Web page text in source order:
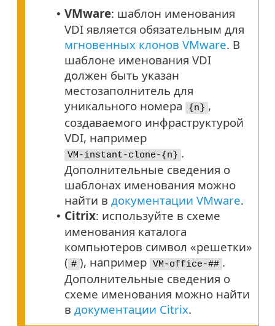
• VMware: шаблон именования
VDI является обязательным для
мгновенных клонов VMware. В
шаблоне именования VDI
должен быть указан
местозаполнитель для
уникального номера
{n} ,
создаваемого инфраструктурой
VDI, например
VM-instant-clone-{n} .
Дополнительные сведения о
шаблонах именования можно
найти в документации VMware.
• Citrix: используйте в схеме
именования каталога
компьютеров символ «решетки»
( # ), например VM-office-## .
Дополнительные сведения о
схеме именования можно найти
в документации Citrix.